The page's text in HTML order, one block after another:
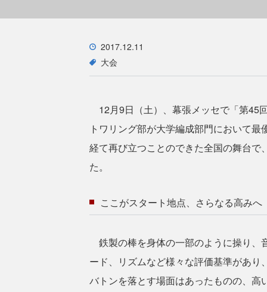
2017.12.11
大会
12月9日（土）、幕張メッセで「第45
トワリング部が大学編成部門において
経て再び立つことのできた全国の舞台
た。
ここがスタート地点、さらなる高みへ
鉄製の棒を身体の一部のように操り、
ード、リズムなど様々な評価基準があ
バトンを落とす場面はあったものの、